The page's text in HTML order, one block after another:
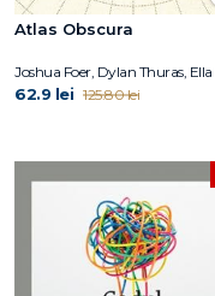
Atlas Obscura
62.9 lei 125.80 lei